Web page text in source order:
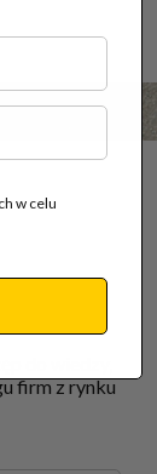
firm z rynku
w celu